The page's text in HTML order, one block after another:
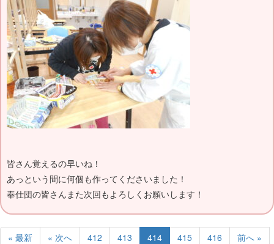
皆さん覚えるの早いね！
あっという間に何個も作ってくださいました！
奉仕団の皆さんまた次回もよろしくお願いします！
« 最新 « 次へ 412 413 414 415 416
前へ »